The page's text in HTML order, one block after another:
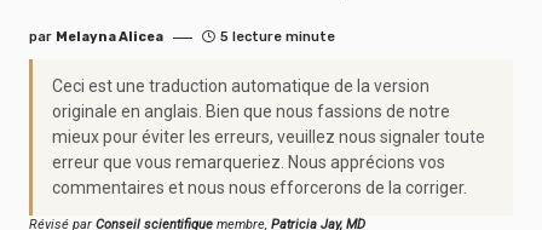
par Melayna Alicea 5 lecture minute
Ceci est une traduction automatique de la version
originale en anglais. Bien que nous fassions de notre
mieux pour éviter les erreurs, veuillez nous signaler toute
erreur que vous remarqueriez. Nous apprécions vos
commentaires et nous nous efforcerons de la corriger.
Révisé par Conseil scientifique membre, Patricia Jay, MD